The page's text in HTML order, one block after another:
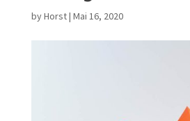
byHorst| Mai 16, 2020